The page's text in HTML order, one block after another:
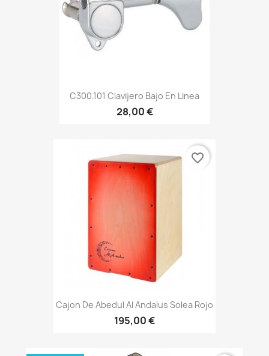
C300.101 Clavijero Bajo En Linea
28,00 €
Cajon De Abedul Al Andalus Solea Rojo
195,00 €
favorite_border